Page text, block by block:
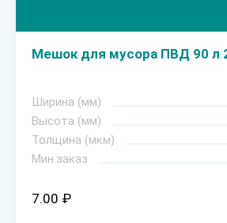
Мешок для мусора ПВД 90 л
Ширина (мм)
Высота (мм)
Толщина (мкм)
Мин.заказ
7.00 ₽